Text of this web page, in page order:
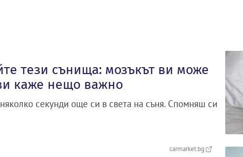
тези сънища: мозъкът ви може
каже нещо важно
секунди още си в света на съня. Спомняш си
carmarket.bg